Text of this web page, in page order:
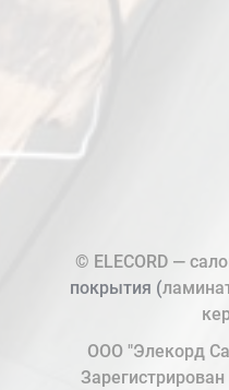
© ELECORD —
покрытия (
ООО "Элекорд